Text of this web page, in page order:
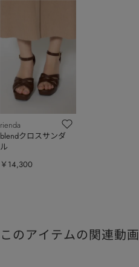
rienda
blendクロスサンダ
ル
￥14,300
このアイテムの関連動画